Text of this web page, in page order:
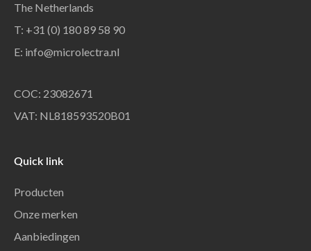
The Netherlands
T: +31 (0) 180 89 58 90
E: info@microlectra.nl
COC: 23082671
VAT: NL818593520B01
Quick link
Producten
Onze merken
Aanbiedingen